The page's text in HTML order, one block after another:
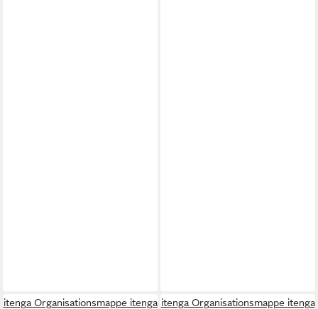
itenga Organisationsmappe itenga itenga Organisationsmappe itenga